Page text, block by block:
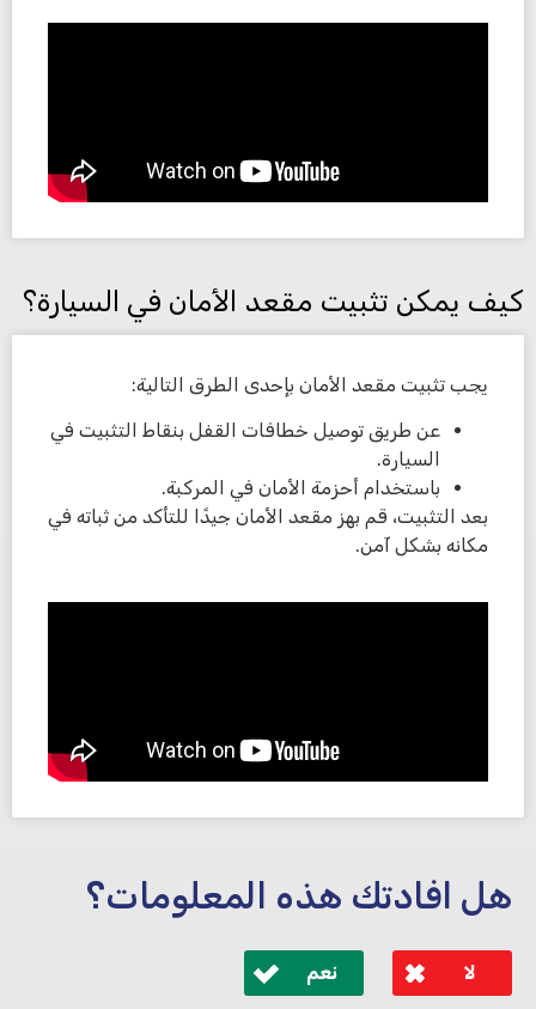
كيف يمكن تثبيت مقعد الأمان في السيارة؟
يجب تثبيت مقعد الأمان بإحدى الطرق التالية:
عن طريق توصيل خطافات القفل بنقاط التثبيت في
السيارة.
باستخدام أحزمة الأمان في المركبة.
بعد التثبيت، قم بهز مقعد الأمان جيدًا للتأكد من ثباته في
مكانه بشكل آمن.
هل افادتك هذه المعلومات؟
لا نعم